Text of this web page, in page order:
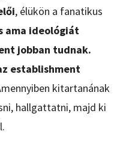
, élükön a fanatikus
ama ideológiát
jobban tudnak.
establishment
kitartanának
hallgattatni, majd ki